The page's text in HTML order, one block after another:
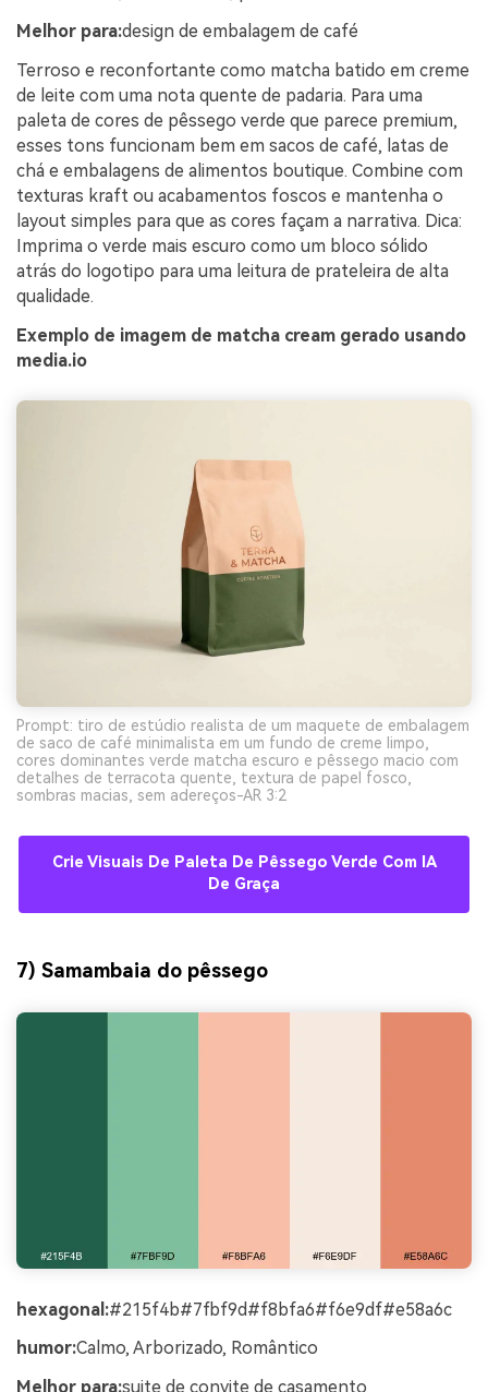
Melhor para:design de embalagem de café
Terroso e reconfortante como matcha batido em creme
de leite com uma nota quente de padaria. Para uma
paleta de cores de pêssego verde que parece premium,
esses tons funcionam bem em sacos de café, latas de
chá e embalagens de alimentos boutique. Combine com
texturas kraft ou acabamentos foscos e mantenha o
layout simples para que as cores façam a narrativa. Dica:
Imprima o verde mais escuro como um bloco sólido
atrás do logotipo para uma leitura de prateleira de alta
qualidade.
Exemplo de imagem de matcha cream gerado usando
media.io
Prompt: tiro de estúdio realista de um maquete de embalagem
de saco de café minimalista em um fundo de creme limpo,
cores dominantes verde matcha escuro e pêssego macio com
detalhes de terracota quente, textura de papel fosco,
sombras macias, sem adereços-AR 3:2
Crie Visuais De Paleta De Pêssego Verde Com IA
De Graça
7) Samambaia do pêssego
hexagonal:#215f4b#7fbf9d#f8bfa6#f6e9df#e58a6c
humor:Calmo, Arborizado, Romântico
Melhor para:suite de convite de casamento